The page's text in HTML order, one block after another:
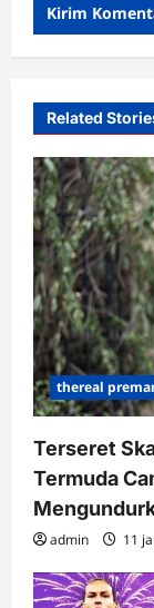
Related
thereal
Terseret
Termuda
admin 11